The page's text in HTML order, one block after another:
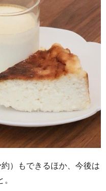
） もできるほか、 今後は